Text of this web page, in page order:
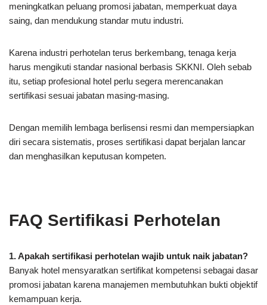
meningkatkan peluang promosi jabatan, memperkuat daya
saing, dan mendukung standar mutu industri.
Karena industri perhotelan terus berkembang, tenaga kerja
harus mengikuti standar nasional berbasis SKKNI. Oleh sebab
itu, setiap profesional hotel perlu segera merencanakan
sertifikasi sesuai jabatan masing-masing.
Dengan memilih lembaga berlisensi resmi dan mempersiapkan
diri secara sistematis, proses sertifikasi dapat berjalan lancar
dan menghasilkan keputusan kompeten.
FAQ Sertifikasi Perhotelan
1. Apakah sertifikasi perhotelan wajib untuk naik jabatan?
Banyak hotel mensyaratkan sertifikat kompetensi sebagai dasar
promosi jabatan karena manajemen membutuhkan bukti objektif
kemampuan kerja.